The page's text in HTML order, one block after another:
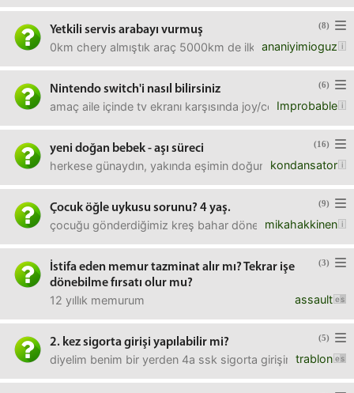
(8)
Yetkili servis arabayı vurmuş
ananiyimioguz
0km chery almıştık araç 5000km de ilk rodaj bakımı
(6)
Nintendo switch'i nasıl bilirsiniz
Improbable
amaç aile içinde tv ekranı karşısında joy/conlarla
(16)
yeni doğan bebek - aşı süreci
kondansator
herkese günaydın, yakında eşimin doğumunu bekliyoruz.
(9)
Çocuk öğle uykusu sorunu? 4 yaş.
mikahakkinen
çocuğu gönderdiğimiz kreş bahar döneminde öğle
(3)
İstifa eden memur tazminat alır mı? Tekrar işe
dönebilme fırsatı olur mu?
assault
12 yıllık memurum
(5)
2. kez sigorta girişi yapılabilir mi?
trablon
diyelim benim bir yerden 4a ssk sigorta girişim var ama